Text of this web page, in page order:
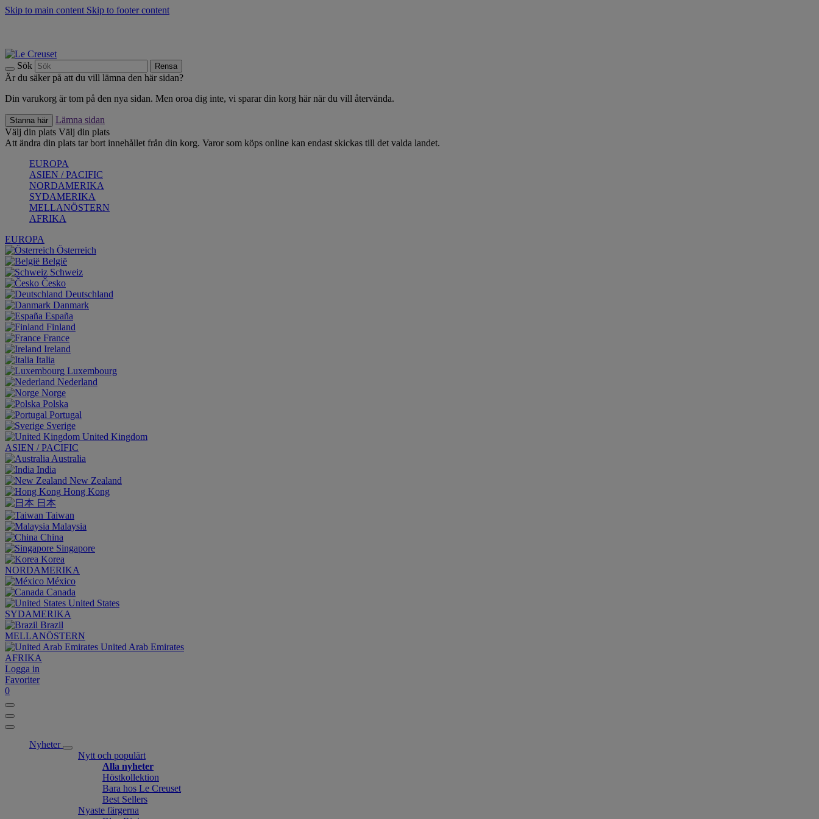
Skip to main content Skip to footer content
Sök Rensa
Är du säker på att du vill lämna den här sidan?
Din varukorg är tom på den nya sidan. Men oroa dig inte, vi sparar din korg här när du vill återvända.
Stanna här
Lämna sidan
Välj din plats Välj din plats
Att ändra din plats tar bort innehållet från din korg. Varor som köps online kan endast skickas till det valda landet.
EUROPA
ASIEN / PACIFIC
NORDAMERIKA
SYDAMERIKA
MELLANÖSTERN
AFRIKA
EUROPA
Österreich
België
Schweiz
Česko
Deutschland
Danmark
España
Finland
France
Ireland
Italia
Luxembourg
Nederland
Norge
Polska
Portugal
Sverige
United Kingdom
ASIEN / PACIFIC
Australia
India
New Zealand
Hong Kong
日本
Taiwan
Malaysia
China
Singapore
Korea
NORDAMERIKA
México
Canada
United States
SYDAMERIKA
Brazil
MELLANÖSTERN
United Arab Emirates
AFRIKA
Logga in
Favoriter
0
Nyheter
Nytt och populärt
Alla nyheter
Höstkollektion
Bara hos Le Creuset
Best Sellers
Nyaste färgerna